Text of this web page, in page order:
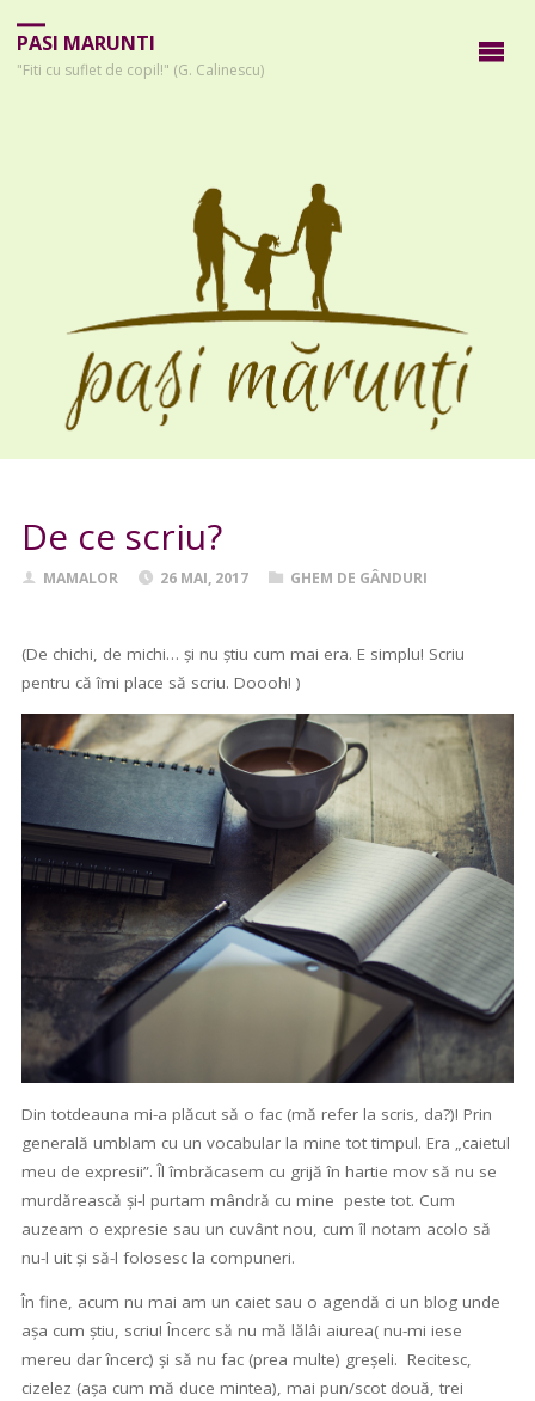
PASI MARUNTI
"Fiti cu suflet de copil!" (G. Calinescu)
De ce scriu?
MAMALOR 26 MAI, 2017 GHEM DE GÂNDURI
(De chichi, de michi… şi nu știu cum mai era. E simplu! Scriu
pentru că îmi place să scriu. Doooh! )
Din totdeauna mi-a plăcut să o fac (mă refer la scris, da?)! Prin
generală umblam cu un vocabular la mine tot timpul. Era „caietul
meu de expresii”. Îl îmbrăcasem cu grijă în hartie mov să nu se
murdărească și-l purtam mândră cu mine peste tot. Cum
auzeam o expresie sau un cuvânt nou, cum îl notam acolo să
nu-l uit și să-l folosesc la compuneri.
În fine, acum nu mai am un caiet sau o agendă ci un blog unde
așa cum știu, scriu! Încerc să nu mă lălâi aiurea( nu-mi iese
mereu dar încerc) și să nu fac (prea multe) greșeli. Recitesc,
cizelez (așa cum mă duce mintea), mai pun/scot două, trei